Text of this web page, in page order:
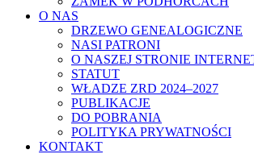
O NAS
DRZEWO GENEALOGICZNE
NASI PATRONI
O NASZEJ STRONIE
STATUT
WŁADZE ZRD 2024–2027
PUBLIKACJE
DO POBRANIA
POLITYKA PRYWATNOŚCI
KONTAKT